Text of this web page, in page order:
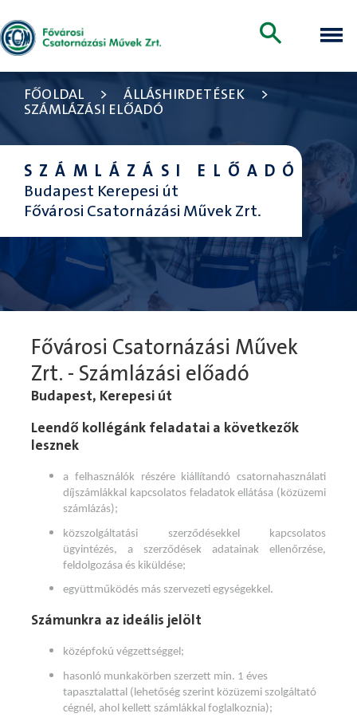
FŐOLDAL > ÁLLÁSHIRDETÉSEK
>
SZÁMLÁZÁSI ELŐADÓ
SZÁMLÁZÁSI ELŐADÓ
Budapest Kerepesi út
Fővárosi Csatornázási Művek Zrt.
Fővárosi Csatornázási Művek
Zrt. - Számlázási előadó
Budapest, Kerepesi út
Leendő kollégánk feladatai a következők
lesznek
a felhasználók részére kiállítandó csatornahasználati
díjszámlákkal kapcsolatos feladatok ellátása (közüzemi
számlázás);
közszolgáltatási szerződésekkel kapcsolatos
ügyintézés, a szerződések adatainak ellenőrzése,
feldolgozása és kiküldése;
együttműködés más szervezeti egységekkel.
Számunkra az ideális jelölt
középfokú végzettséggel;
hasonló munkakörben szerzett min. 1 éves
tapasztalattal (lehetőség szerint közüzemi szolgáltató
cégnél, ahol kellett számlákkal foglalkoznia);